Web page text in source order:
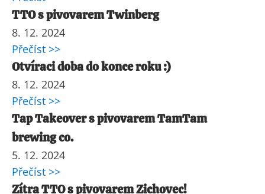
TTO s pivovarem Twinberg
8. 12. 2024
Přečíst >>
Otvíraci doba do konce roku :)
8. 12. 2024
Přečíst >>
Tap Takeover s pivovarem TamTam
brewing co.
5. 12. 2024
Přečíst >>
Zítra TTO s pivovarem Zichovec!